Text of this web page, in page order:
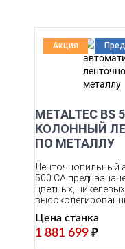
Акция
METALTEC
КОЛОННЫЙ
ПО МЕТАЛЛУ
Ленточнопильный
500 СA
цветных,
Цена станка
1 881 699 ₽